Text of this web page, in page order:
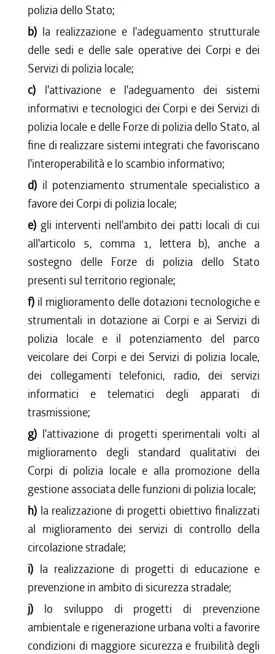
polizia dello Stato;
b) la realizzazione e l'adeguamento strutturale
delle sedi e delle sale operative dei Corpi e dei
Servizi di polizia locale;
c) l'attivazione e l'adeguamento dei sistemi
informativi e tecnologici dei Corpi e dei Servizi di
polizia locale e delle Forze di polizia dello Stato, al
fine di realizzare sistemi integrati che favoriscano
l'interoperabilità e lo scambio informativo;
d) il potenziamento strumentale specialistico a
favore dei Corpi di polizia locale;
e) gli interventi nell'ambito dei patti locali di cui
all'articolo 5, comma 1, lettera b), anche a
sostegno delle Forze di polizia dello Stato
presenti sul territorio regionale;
f) il miglioramento delle dotazioni tecnologiche e
strumentali in dotazione ai Corpi e ai Servizi di
polizia locale e il potenziamento del parco
veicolare dei Corpi e dei Servizi di polizia locale,
dei collegamenti telefonici, radio, dei servizi
informatici e telematici degli apparati di
trasmissione;
g) l'attivazione di progetti sperimentali volti al
miglioramento degli standard qualitativi dei
Corpi di polizia locale e alla promozione della
gestione associata delle funzioni di polizia locale;
h) la realizzazione di progetti obiettivo finalizzati
al miglioramento dei servizi di controllo della
circolazione stradale;
i) la realizzazione di progetti di educazione e
prevenzione in ambito di sicurezza stradale;
j) lo sviluppo di progetti di prevenzione
ambientale e rigenerazione urbana volti a favorire
condizioni di maggiore sicurezza e fruibilità degli